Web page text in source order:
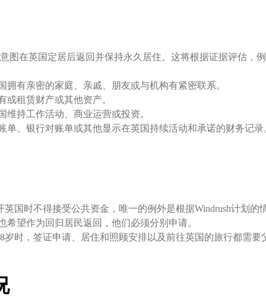
图在英国定居后返回并保持永久居住。这将根据证据评估，
拥有亲密的家庭、亲戚、朋友或与机构有紧密联系。
或租赁财产或其他资产。
维持工作活动、商业运营或投资。
单、银行对账单或其他显示在英国持续活动和承诺的财务记录
英国时不得接受公共资金，唯一的例外是根据Windrush计划的
希望作为回归居民返回，他们必须分别申请。
岁时，签证申请、居住和照顾安排以及前往英国的旅行都需